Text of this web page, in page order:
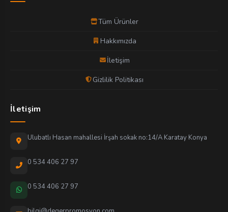
Tüm Ürünler
Hakkımızda
İletişim
Gizlilik Politikası
İletişim
Ulubatlı Hasan mahallesi İrşah sokak no:14/A Karatay Konya
0 534 406 27 97
0 534 406 27 97